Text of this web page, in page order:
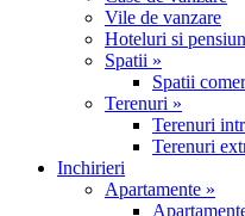
Vile de vanzare
Hoteluri si
Spatii »
Spatii
Terenuri »
Terenuri
Terenuri
Inchirieri
Apartamente »